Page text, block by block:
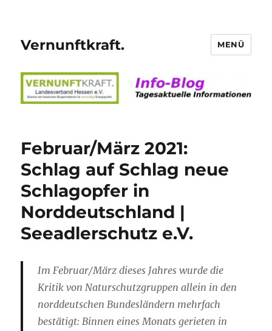
Vernunftkraft. MENÜ
Februar/März 2021:
Schlag auf Schlag neue
Schlagopfer in
Norddeutschland |
Seeadlerschutz e.V.
Im Februar/März dieses Jahres wurde die
Kritik von Naturschutzgruppen allein in den
norddeutschen Bundesländern mehrfach
bestätigt: Binnen eines Monats gerieten in